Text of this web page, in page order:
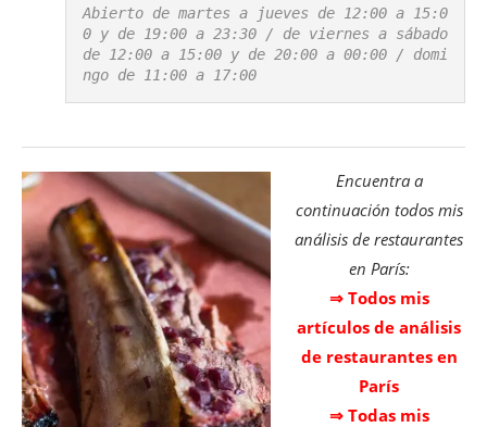
Abierto de martes a jueves de 12:00 a 15:0
0 y de 19:00 a 23:30 / de viernes a sábado
de 12:00 a 15:00 y de 20:00 a 00:00 / domi
ngo de 11:00 a 17:00
Encuentra a
continuación todos mis
análisis de restaurantes
en París:
⇒ Todos mis
artículos de análisis
de restaurantes en
París
⇒ Todas mis